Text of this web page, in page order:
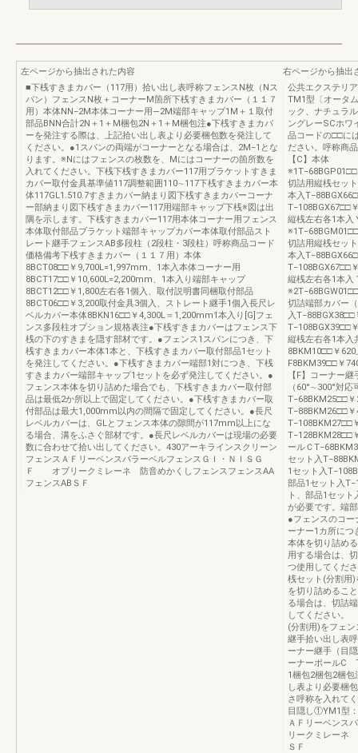
左ページから抽出された内容
■下桟すきまカバー（117用）拾い出し表呼称フェンスN枚（Nス
パン）フェンスN枚＋コーナーM箇所下桟すきまカバー（１１７
用）本体NN−2M本体コーナー用―2M端部キャップ1M＋１取付
部品BNN合計2N＋1＋M梱包2N＋1＋M梱包注●下桟すきまカバ
ーを発注する際は、上記拾い出し表より必要梱包数を発注して
ください。●1スパンの両端がコーナーとなる場合は、2M−1とな
ります。※Nにはフェンスの枚数を、Mにはコーナーの箇所数を
入れてください。下桟下桟すきまカバー117用ブラケットすきま
カバー取付金具基準値117調整範囲110∼117下桟すきまカバー本
体117GL1.510.7すきまカバー納まり図下桟すきまカバーコーナ
ー部納まり図下桟すきまカバー117用端部キャップ下桟※図は出
隅を示します。下桟すきまカバー117用本体コーナー用フェンス
本体取付部品ブラケット端部キャップカバー本体取付部品スト
レート継手フェンスAB多段柱（2段柱・3段柱）呼称商品コード
価格備考下桟すきまカバー（１１７用）本体
8BCT08□□￥9,700L=1,997mm、1本入本体コーナー用
8BCT17□□￥10,600L=2,200mm、1本入り端部キャップ
8BCT12□□￥1,800左右各1個入、取付説明書同梱取付部品
8BCT06□□￥3,200取付金具3個入、ストレート継手1個入長尺レ
ベルカバー本体8BKN16□□￥4,300L＝1,200mm1本入り[G]フェ
ンス多段柱オプション規格表注●下桟すきまカバーはフェンス下
桟の下のすきまを隠す部材です。●フェンス1スパンにつき、下
桟すきまカバー本体1本と、下桟すきまカバー取付部品1セット
を発注してください。●下桟すきまカバー端部1対につき、下桟
すきまカバー端部キャップ1セットを必ず発注してください。●
フェンス本体を切り詰めた場合でも、下桟すきまカバー取付部
品は最低2か所以上で固定してください。●下桟すきまカバー取
付部品は最大1,000mm以内の間隔で固定してください。●長尺
レベルカバーは、GLとフェンス本体の隙間が117mm以上にな
る場合、溝をふさぐ部材です。●長尺レベルカバーは現場の必要
数に合わせて拾い出してください。430アーキラインスクリーン
フェンスＡＦリーベンスパラーベルフェンスＧＩ・ＮＩＳＧ
Ｆ オブリークミレーネ 防音めかくしフェンスフェンスAA
フェンスABＳＦ
右ページから抽出
公共エクステリ
TM1型〔オータ
ック、ナチュラ
ングレーSCホワ
品コードの□□に
ださい。呼称商
【C】本体
切詰用縦桟セッ
本入
T−108BGX67□□
縦桟左右各1本
切詰用縦桟セッ
本入
T−108BGX67□□
縦桟左右各1本
切詰端部カバー
入
T−108BGX39□□
縦桟左右各1本入
8BKM10□□￥
F8BKM39□□￥
【F】コーナー
（60°∼300°対
T−68BKM25□□
T−88BKM26□□
T−108BKM27□□
T−128BKM28□□
ールＣ
セット入
1セット入
部品1セット入
ト、部品1セッ
が必要です。端
●フェンスのコー
ーナー1カ所につ
本体を切り詰め
用する場合は、
つ使用してくだ
桟セット(分割用
を切り詰めるこ
る場合は、切詰
してください。
(分割用)をフェ
継手拾い出し表
ーナー継手（目
ーナーポールC
1梱包2梱包2梱
し表より必要梱
さ呼称を入れて
目隠し①YM1型
ＡＦリーベンス
リークミレーネ
ＳＦ